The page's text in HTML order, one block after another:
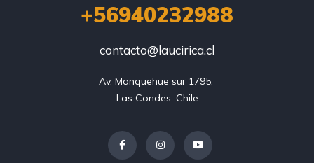
+56940232988
contacto@laucirica.cl
Av. Manquehue sur 1795,
Las Condes. Chile